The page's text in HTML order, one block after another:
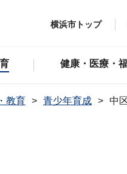
横浜市トップ
健康・医療・
教育 青少年育成 中